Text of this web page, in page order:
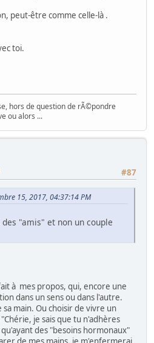
peut-être comme celle-là .
toi.
hors de question de rÃ©pondre
ou alors ...
#87
15, 2017, 04:37:14 PM
"amis" et non un couple
à mes propos, qui, encore une
dans un sens ou dans l'autre.
main. Ou choisir de vivre un
je sais que tu n'adhères
des "besoins hormonaux"